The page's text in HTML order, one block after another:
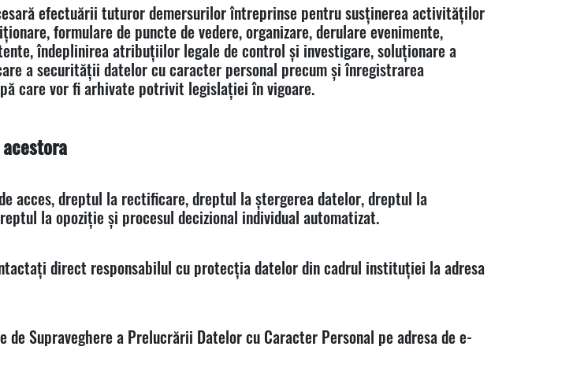
efectuării tuturor demersurilor întreprinse pentru susținerea activităților
formulare de puncte de vedere, organizare, derulare evenimente,
îndeplinirea atribuțiilor legale de control și investigare, soluționare a
a securității datelor cu caracter personal precum și înregistrarea
care vor fi arhivate potrivit legislației în vigoare.
acces, dreptul la rectificare, dreptul la ștergerea datelor, dreptul la
la opoziție și procesul decizional individual automatizat.
direct responsabilul cu protecția datelor din cadrul instituției la adresa
Supraveghere a Prelucrării Datelor cu Caracter Personal pe adresa de e-